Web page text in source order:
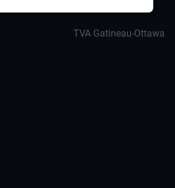
TVA Gatineau-Ottawa